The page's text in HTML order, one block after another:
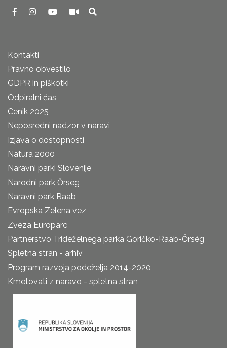
Kontakti
Pravno obvestilo
GDPR in piškotki
Odpiralni čas
Cenik 2025
Neposredni nadzor v naravi
Izjava o dostopnosti
Natura 2000
Naravni parki Slovenije
Narodni park Őrseg
Naravni park Raab
Evropska Zelena vez
Zveza Europarc
Partnerstvo Trideželnega parka Goričko-Raab-Őrség
Spletna stran - arhiv
Program razvoja podeželja 2014-2020
Kmetovati z naravo - spletna stran